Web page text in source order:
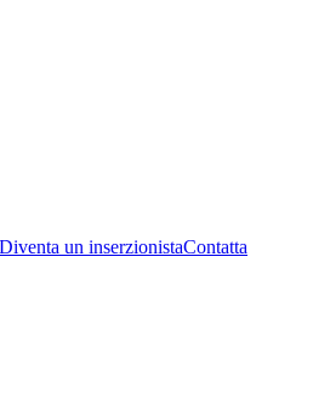
Diventa un inserzionistaContatta